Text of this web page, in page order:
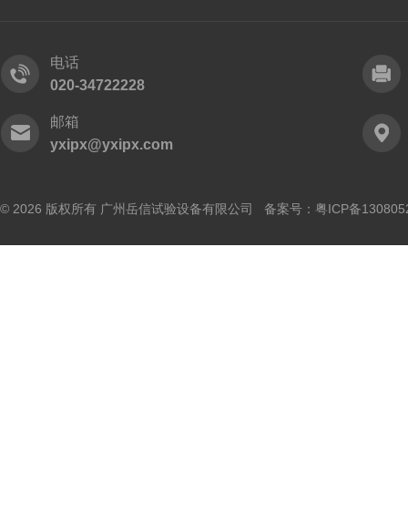
电话
020-34722228
邮箱
yxipx@yxipx.com
© 2026 版权所有 广州岳信试验设备有限公司 备案号： 粤ICP备